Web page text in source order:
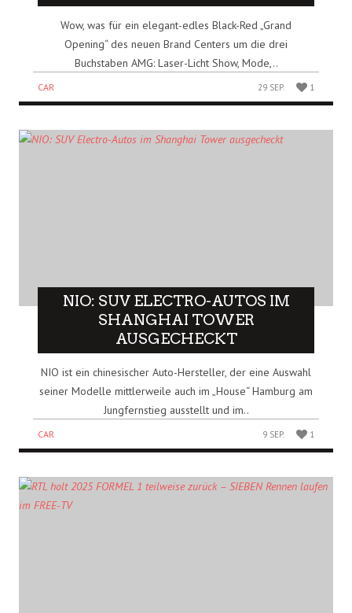
Wow, was für ein elegant-edles Black-Red „Grand
Opening“ des neuen Brand Centers um die drei
Buchstaben AMG: Laser-Licht Show, Mode,..
CAR 29 SEP. 1
NIO: SUV ELECTRO-AUTOS IM
SHANGHAI TOWER
AUSGECHECKT
NIO ist ein chinesischer Auto-Hersteller, der eine Auswahl
seiner Modelle mittlerweile auch im „House“ Hamburg am
Jungfernstieg ausstellt und im..
CAR 9 SEP. 1